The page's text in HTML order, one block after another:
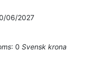
06/2027
: 0 Svensk krona